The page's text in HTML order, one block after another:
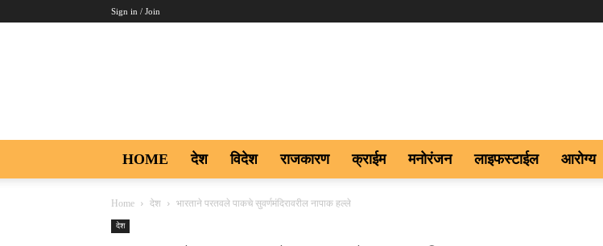
Sign in / Join
HOME देश विदेश राजकारण क्राईम मनोरंजन लाइफस्टाईल आरोग्य
Home देश भारताने परतवले पाकचे सुवर्णमंदिरावरील नापाक हल्ले
देश